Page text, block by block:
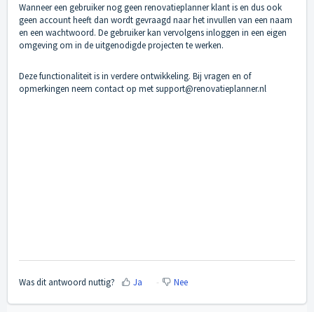
Wanneer een gebruiker nog geen renovatieplanner klant is en dus ook
geen account heeft dan wordt gevraagd naar het invullen van een naam
en een wachtwoord. De gebruiker kan vervolgens inloggen in een eigen
omgeving om in de uitgenodigde projecten te werken.
Deze functionaliteit is in verdere ontwikkeling. Bij vragen en of
opmerkingen neem contact op met support@renovatieplanner.nl
Was dit antwoord nuttig? Ja Nee